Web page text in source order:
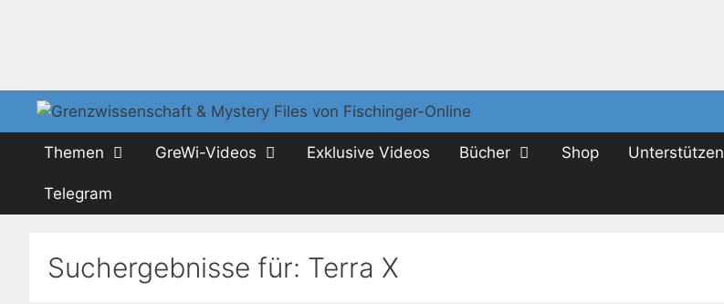
Themen GreWi-Videos Exklusive Videos Bücher Shop Unterstützen
Telegram
Suchergebnisse für: Terra X